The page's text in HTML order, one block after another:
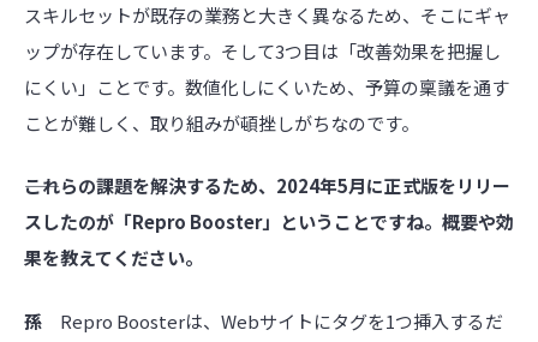
スキルセットが既存の業務と大きく異なるため、そこにギャ
ップが存在しています。そして3つ目は「改善効果を把握し
にくい」ことです。数値化しにくいため、予算の稟議を通す
ことが難しく、取り組みが頓挫しがちなのです。
――これらの課題を解決するため、2024年5月に正式版をリリー
スしたのが「Repro Booster」ということですね。概要や効
果を教えてください。
孫 Repro Boosterは、Webサイトにタグを1つ挿入するだ